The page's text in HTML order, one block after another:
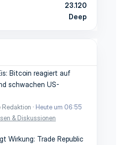
23.120
Deep
Bitcoin reagiert auf
schwachen US-
Redaktion
Heute um 06:55
& Diskussionen
Wirkung: Trade Republic